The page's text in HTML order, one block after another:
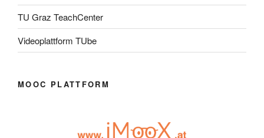
TU Graz TeachCenter
Videoplattform TUbe
MOOC PLATTFORM